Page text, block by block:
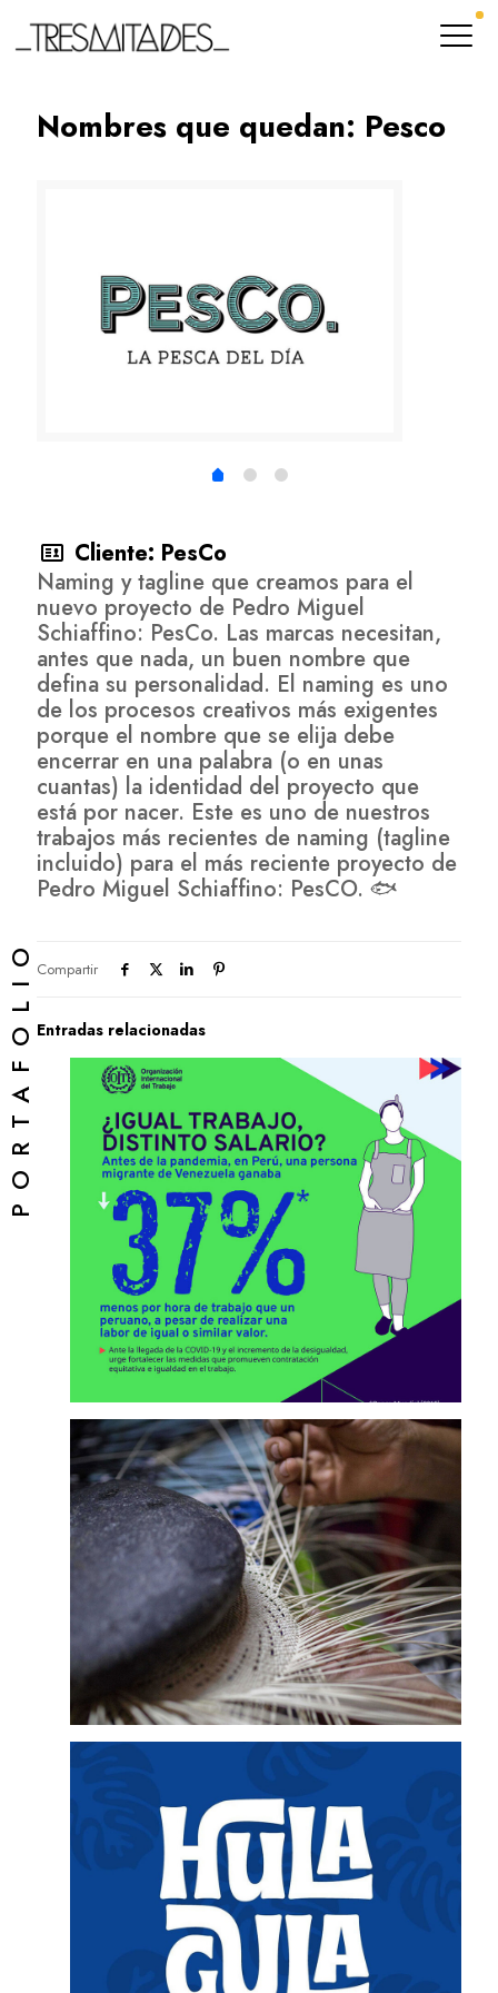
PORTAFOLIO
Nombres que quedan: Pesco
Cliente: PesCo
Naming y tagline que creamos para el
nuevo proyecto de Pedro Miguel
Schiaffino: PesCo. Las marcas necesitan,
antes que nada, un buen nombre que
defina su personalidad. El naming es uno
de los procesos creativos más exigentes
porque el nombre que se elija debe
encerrar en una palabra (o en unas
cuantas) la identidad del proyecto que
está por nacer. Este es uno de nuestros
trabajos más recientes de naming (tagline
incluido) para el más reciente proyecto de
Pedro Miguel Schiaffino: PesCO. 🐟
Compartir
Entradas relacionadas